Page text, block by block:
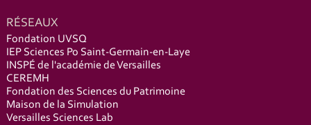
RÉSEAUX
Fondation UVSQ
IEP Sciences Po Saint-Germain-en-Laye
INSPÉ de l'académie de Versailles
CEREMH
Fondation des Sciences du Patrimoine
Maison de la Simulation
Versailles Sciences Lab